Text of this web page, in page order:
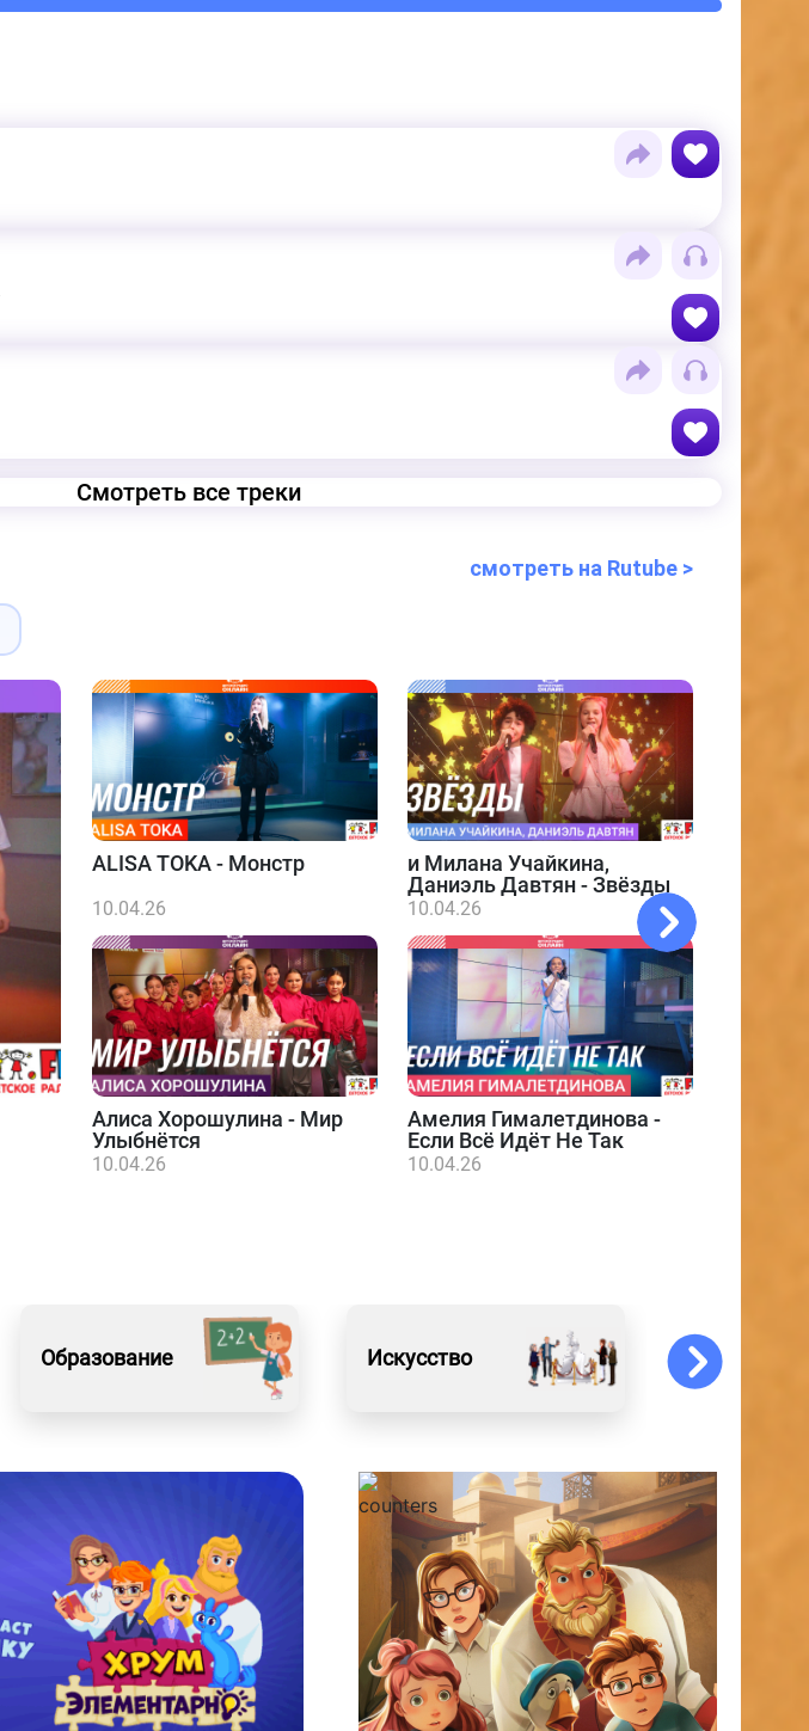
Смотреть все треки
смотреть на Rutube >
ALISA TOKA - Монстр
10.04.26
и Милана Учайкина,
Даниэль Давтян - Звёзды
10.04.26
Алиса Хорошулина - Мир
Улыбнётся
10.04.26
Амелия Гималетдинова -
Если Всё Идёт Не Так
10.04.26
Образование Искусство События